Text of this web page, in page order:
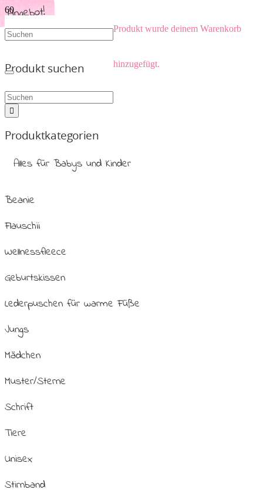
Produkt wurde deinem Warenkorb
hinzugefügt.
Produkt suchen
Produktkategorien
Alles für Babys und Kinder
Beanie
Flauschii
Wellnessfleece
Geburtskissen
Lederpuschen für warme Füße
Jungs
Mädchen
Muster/Sterne
Schrift
Tiere
Unisex
Stirnband
Angebot!
Angebot!
Angebot!
Angebot!
Angebot!
Angebot!